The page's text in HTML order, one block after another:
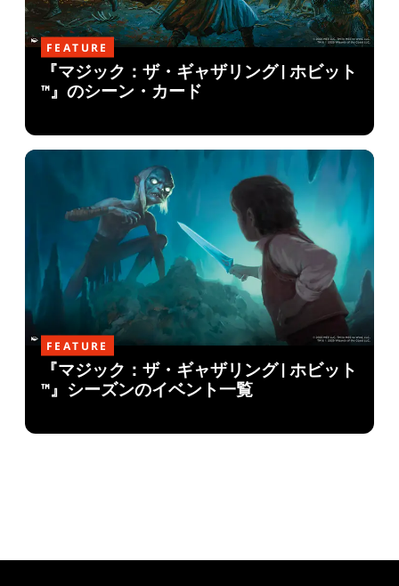
FEATURE
『マジック：ザ・ギャザリング | ホビット
™』のシーン・カード
FEATURE
『マジック：ザ・ギャザリング | ホビット
™』シーズンのイベント一覧